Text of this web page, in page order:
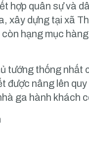
hợp quân sự và
xây dựng tại xã
hạng mục
tướng thống
được nâng lên
ga hành khách